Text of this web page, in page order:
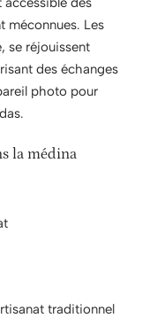
méconnues. Les
se réjouissent
des échanges
photo pour
la médina
traditionnel